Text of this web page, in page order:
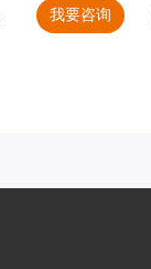
我要咨询